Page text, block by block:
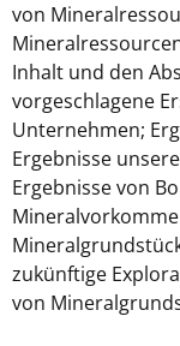
von
Inhalt und den
vorgeschlagene
Unternehmen;
Ergebnisse
Ergebnisse von
zukünftige
von